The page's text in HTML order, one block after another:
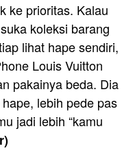
ke prioritas. Kalau
koleksi barang
lihat hape sendiri,
Louis Vuitton
pakainya beda. Dia
lebih pede pas
jadi lebih “kamu